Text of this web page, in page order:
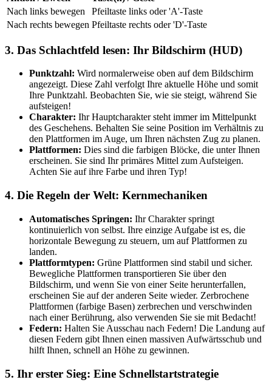
Nach links bewegen
Pfeiltaste links oder 'A'-Taste
Nach rechts bewegen Pfeiltaste rechts oder 'D'-Taste
3. Das Schlachtfeld lesen: Ihr Bildschirm (HUD)
Punktzahl: Wird normalerweise oben auf dem Bildschirm
angezeigt. Diese Zahl verfolgt Ihre aktuelle Höhe und somit
Ihre Punktzahl. Beobachten Sie, wie sie steigt, während Sie
aufsteigen!
Charakter: Ihr Hauptcharakter steht immer im Mittelpunkt
des Geschehens. Behalten Sie seine Position im Verhältnis zu
den Plattformen im Auge, um Ihren nächsten Zug zu planen.
Plattformen: Dies sind die farbigen Blöcke, die unter Ihnen
erscheinen. Sie sind Ihr primäres Mittel zum Aufsteigen.
Achten Sie auf ihre Farbe und ihren Typ!
4. Die Regeln der Welt: Kernmechaniken
Automatisches Springen: Ihr Charakter springt
kontinuierlich von selbst. Ihre einzige Aufgabe ist es, die
horizontale Bewegung zu steuern, um auf Plattformen zu
landen.
Plattformtypen: Grüne Plattformen sind stabil und sicher.
Bewegliche Plattformen transportieren Sie über den
Bildschirm, und wenn Sie von einer Seite herunterfallen,
erscheinen Sie auf der anderen Seite wieder. Zerbrochene
Plattformen (farbige Basen) zerbrechen und verschwinden
nach einer Berührung, also verwenden Sie sie mit Bedacht!
Federn: Halten Sie Ausschau nach Federn! Die Landung auf
diesen Federn gibt Ihnen einen massiven Aufwärtsschub und
hilft Ihnen, schnell an Höhe zu gewinnen.
5. Ihr erster Sieg: Eine Schnellstartstrategie